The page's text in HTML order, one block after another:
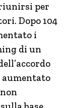
per
Dopo 104
i
di un
aumentato